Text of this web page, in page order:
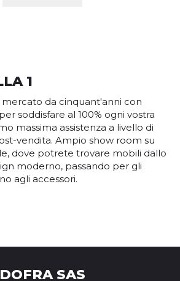
1
da cinquant'anni con
soddisfare al 100% ogni vostra
massima assistenza a livello di
vendita. Ampio show room su
dove potrete trovare mobili dallo
moderno, passando per gli
agli accessori.
DOFRA SAS